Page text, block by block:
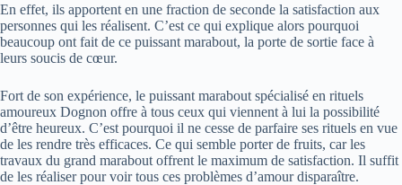
En effet, ils apportent en une fraction de seconde la satisfaction aux
personnes qui les réalisent. C’est ce qui explique alors pourquoi
beaucoup ont fait de ce puissant marabout, la porte de sortie face à
leurs soucis de cœur.
Fort de son expérience, le puissant marabout spécialisé en rituels
amoureux Dognon offre à tous ceux qui viennent à lui la possibilité
d’être heureux. C’est pourquoi il ne cesse de parfaire ses rituels en vue
de les rendre très efficaces. Ce qui semble porter de fruits, car les
travaux du grand marabout offrent le maximum de satisfaction. Il suffit
de les réaliser pour voir tous ces problèmes d’amour disparaître.